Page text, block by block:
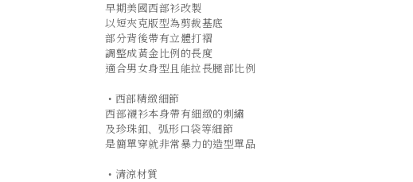
早期美國西部衫改製
以短夾克版型為剪裁基底
部分背後帶有立體打褶
調整成黃金比例的長度
適合男女身型且能拉長腿部比例
•西部精緻細節
西部襯衫本身帶有細緻的刺繡
及珍珠釦、弧形口袋等細節
是簡單穿就非常暴力的造型單品
•清涼材質